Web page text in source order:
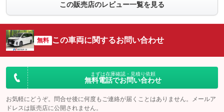
この販売店のレビュー一覧を見る
無料 この車両に関するお問い合わせ
まずは在庫確認・見積り依頼
無料電話でお問い合わせ
お気軽にどうぞ。問合せ後に何度もご連絡が届くことはありません。メールア
ドレスは販売店に公開されません。